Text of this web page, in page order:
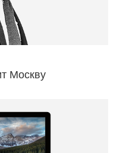
Москву